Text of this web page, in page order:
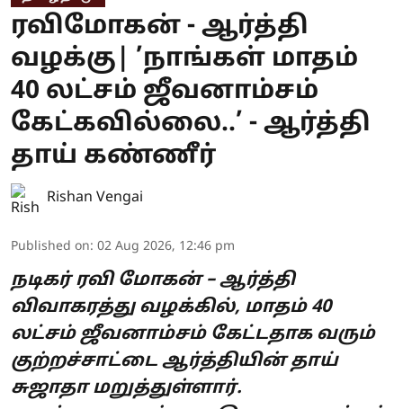
ரவிமோகன் - ஆர்த்தி
வழக்கு| ’நாங்கள் மாதம்
40 லட்சம் ஜீவனாம்சம்
கேட்கவில்லை..’ - ஆர்த்தி
தாய் கண்ணீர்
Rishan Vengai
Published on: 02 Aug 2026, 12:46 pm
நடிகர் ரவி மோகன் – ஆர்த்தி
விவாகரத்து வழக்கில், மாதம் 40
லட்சம் ஜீவனாம்சம் கேட்டதாக வரும்
குற்றச்சாட்டை ஆர்த்தியின் தாய்
சுஜாதா மறுத்துள்ளார்.